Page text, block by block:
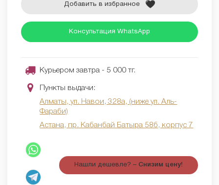
Добавить в избранное
Консультация WhatsApp
Курьером завтра - 5 000 тг.
Пункты выдачи:
Алматы, ул. Навои, 328а, (ниже ул. Аль-
Фараби)
Астана, пр. Кабанбай Батыра 58б, корпус 7
Нашли дешевле? – Снизим цену!